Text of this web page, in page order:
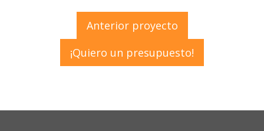
Anterior proyecto
¡Quiero un presupuesto!